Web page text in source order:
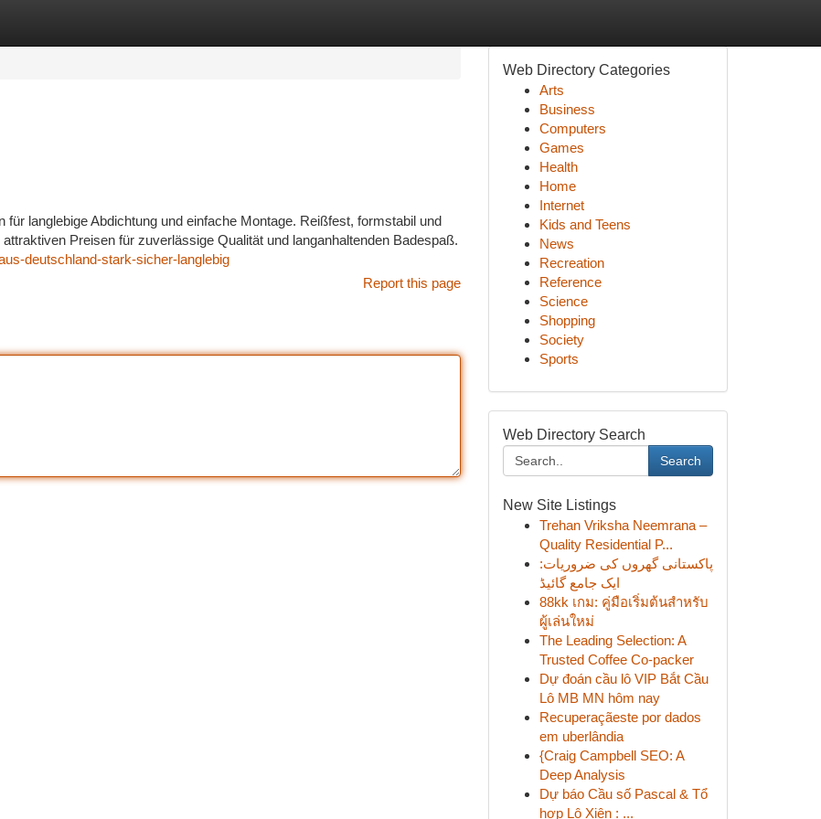
langlebige Abdichtung und einfache Montage. Reißfest, formstabil und
Preisen für zuverlässige Qualität und langanhaltenden Badespaß.
deutschland-stark-sicher-langlebig
Report this page
Web Directory Categories
Arts
Business
Computers
Games
Health
Home
Internet
Kids and Teens
News
Recreation
Reference
Science
Shopping
Society
Sports
Web Directory Search
Search
New Site Listings
Trehan Vriksha Neemrana –
Quality Residential P...
پاکستانی گھروں کی ضروریات:
ایک جامع گائیڈ
88kk เกม: คู่มือเริ่มต้นสำหรับ
ผู้เล่นใหม่
The Leading Selection: A
Trusted Coffee Co-packer
Dự đoán cầu lô VIP Bắt Cầu
Lô MB MN hôm nay
Recuperaçãeste por dados
em uberlândia
{Craig Campbell SEO: A
Deep Analysis
Dự báo Cầu số Pascal & Tổ
hợp Lô Xiên : ...